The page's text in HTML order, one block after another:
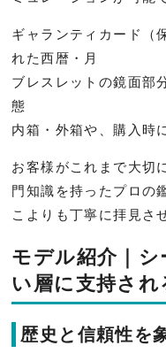
ギャランティカード（
れた西暦・月
ブレスレットの鏡面部
態
内箱・外箱や、購入時
お客様がこれまで大切
門知識を持ったプロの
こよりも丁寧に拝見さ
モデル紹介｜
い層に支持され
歴史と信頼性を